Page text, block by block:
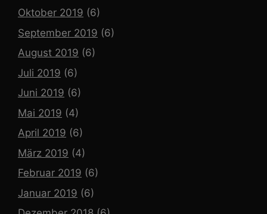
Oktober 2019 (6)
September 2019 (6)
August 2019 (6)
Juli 2019 (6)
Juni 2019 (6)
Mai 2019 (4)
April 2019 (6)
März 2019 (4)
Februar 2019 (6)
Januar 2019 (6)